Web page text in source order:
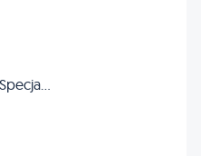
lek.wet. Katarzyna Mrowiec,Specjalista Chorób Psów i Kotów,Specjalista Chirurgii Weterynaryjnej